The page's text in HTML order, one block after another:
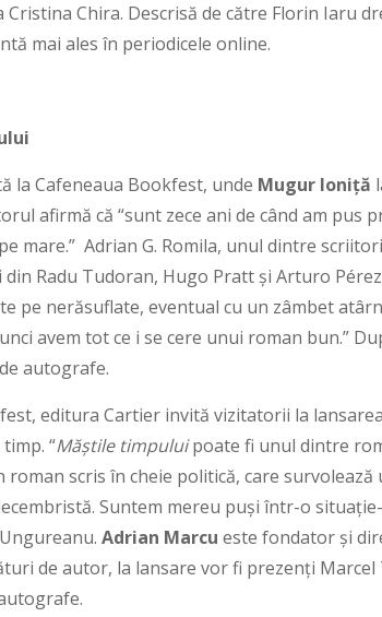
Chira. Descrisă de către Florin Iaru
mai ales în periodicele online.
la Cafeneaua Bookfest, unde Mugur Ioniță
afirmă că “sunt zece ani de când am pus
mare.” Adrian G. Romila, unul dintre
din Radu Tudoran, Hugo Pratt și Arturo
pe nerăsuflate, eventual cu un zâmbet
avem tot ce i se cere unui roman bun.”
autografe.
editura Cartier invită vizitatorii la
“Măştile timpuluipoate fi unul dintre
roman scris în cheie politică, care
Suntem mereu puşi într-o
Adrian Marcu este fondator și
de autor, la lansare vor fi prezenți